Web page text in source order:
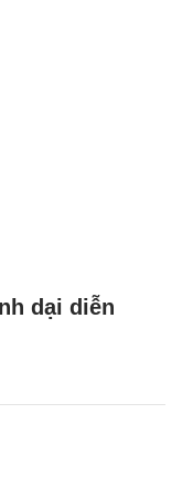
dại diễn